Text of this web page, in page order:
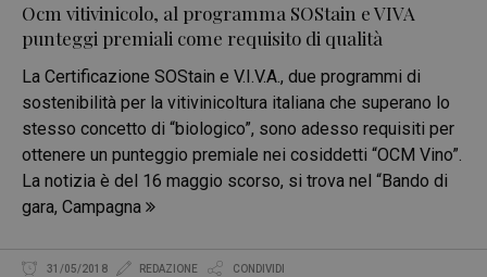
Ocm vitivinicolo, al programma SOStain e VIVA
punteggi premiali come requisito di qualità
La Certificazione SOStain e V.I.V.A., due programmi di
sostenibilità per la vitivinicoltura italiana che superano lo
stesso concetto di “biologico”, sono adesso requisiti per
ottenere un punteggio premiale nei cosiddetti “OCM Vino”.
La notizia è del 16 maggio scorso, si trova nel “Bando di
gara, Campagna
31/05/2018 REDAZIONE CONDIVIDI